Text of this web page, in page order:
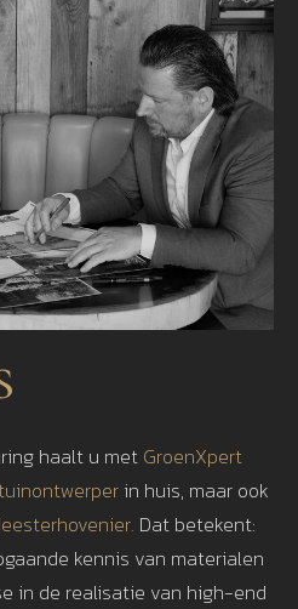
haalt u met GroenXpert
in huis, maar ook
Dat betekent:
kennis van materialen
in de realisatie van high-end